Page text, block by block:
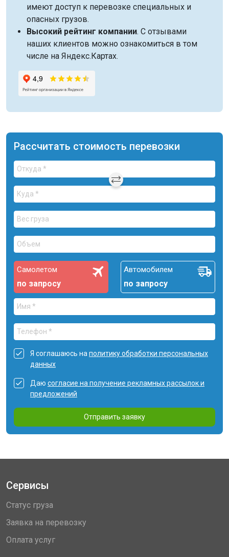
имеют доступ к перевозке специальных и
опасных грузов.
Высокий рейтинг компании. С отзывами
наших клиентов можно ознакомиться в том
числе на Яндекс.Картах.
Рассчитать стоимость перевозки
Самолетом
по запросу
Автомобилем
по запросу
Я соглашаюсь на политику обработки персональных
данных
Даю согласие на получение рекламных рассылок и
предложений
Отправить заявку
Сервисы
Статус груза
Заявка на перевозку
Оплата услуг